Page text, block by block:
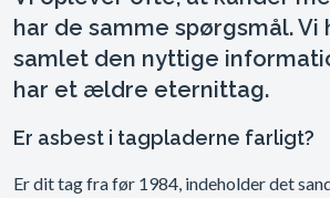
har de samme spørgsmål. Vi
samlet den nyttige
har et ældre eternittag.
Er asbest i tagpladerne farligt?
Er dit tag fra før 1984, indeholder det